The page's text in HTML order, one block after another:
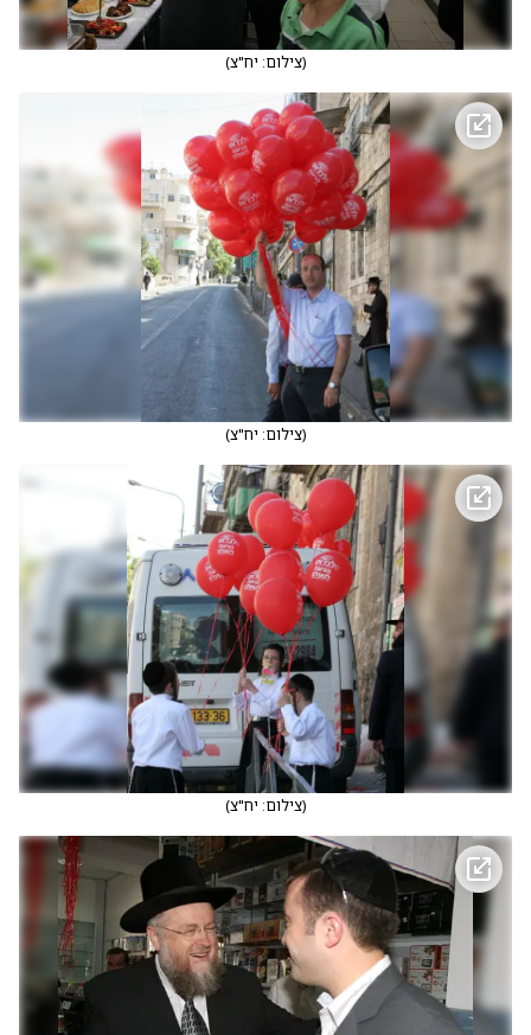
(צילום: יח"צ)
(צילום: יח"צ)
(צילום: יח"צ)